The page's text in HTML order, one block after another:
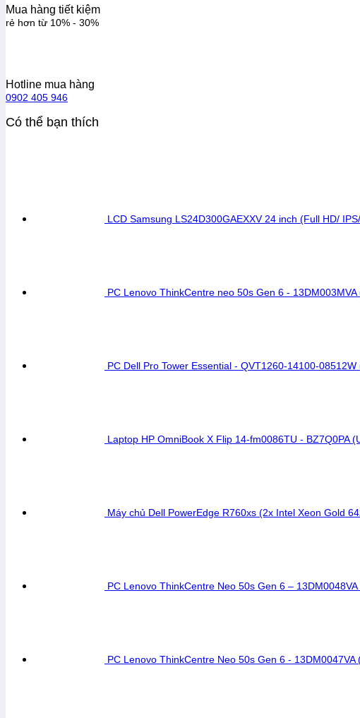
Mua hàng tiết kiệm
rẻ hơn từ 10% - 30%
Hotline mua hàng
0902 405 946
Có thể bạn thích
LCD Samsung LS24D300GAEXXV 24 inch (Full HD/
PC Lenovo ThinkCentre neo 50s Gen 6 -
PC Dell Pro Tower Essential - QVT1260-14100-
Laptop HP OmniBook X Flip 14-fm0086TU - BZ7Q0PA
Máy chủ Dell PowerEdge R760xs (2x Intel Xeon Gold
PC Lenovo ThinkCentre Neo 50s Gen 6 –
PC Lenovo ThinkCentre Neo 50s Gen 6 -